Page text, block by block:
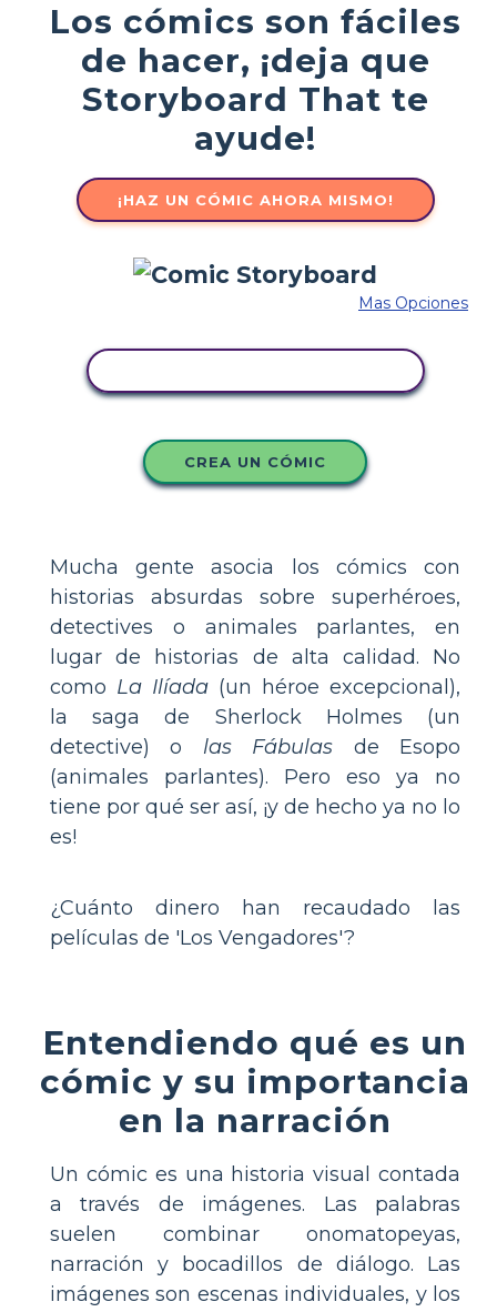
Los cómics son fáciles
de hacer, ¡deja que
Storyboard That te
ayude!
¡HAZ UN CÓMIC AHORA MISMO!
Mas Opciones
CREA UN CÓMIC
Mucha gente asocia los cómics con
historias absurdas sobre superhéroes,
detectives o animales parlantes, en
lugar de historias de alta calidad. No
como La Ilíada (un héroe excepcional),
la saga de Sherlock Holmes (un
detective) o las Fábulas de Esopo
(animales parlantes). Pero eso ya no
tiene por qué ser así, ¡y de hecho ya no lo
es!
¿Cuánto dinero han recaudado las
películas de 'Los Vengadores'?
Entendiendo qué es un
cómic y su importancia
en la narración
Un cómic es una historia visual contada
a través de imágenes. Las palabras
suelen combinar onomatopeyas,
narración y bocadillos de diálogo. Las
imágenes son escenas individuales, y los